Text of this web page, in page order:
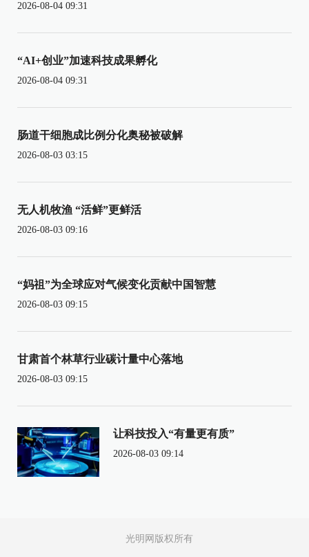
2026-08-04 09:31
“AI+创业”加速科技成果孵化
2026-08-04 09:31
肠道干细胞成比例分化奥秘被破解
2026-08-03 03:15
无人机牧渔 “活鲜”更鲜活
2026-08-03 09:16
“妈祖”为全球应对气候变化贡献中国智慧
2026-08-03 09:15
甘肃首个林草行业碳计量中心落地
2026-08-03 09:15
让科技投入“有量更有质”
2026-08-03 09:14
光明网版权所有